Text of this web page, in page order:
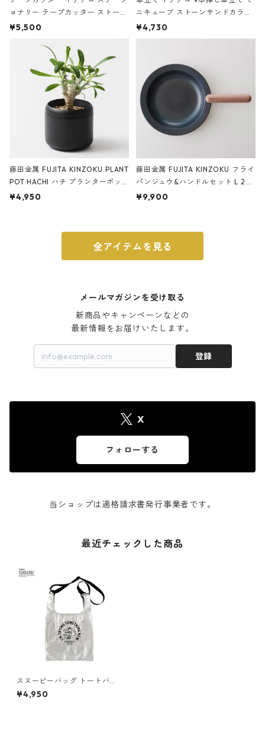
ョナリー テープカッター ストーン
サンドカラー 石調 ideaco Station
¥5,500
ニキューブ ストーンサンドカラー
石調 ideaco Umbrella Stand CUB
E ストーンサンドブラック
¥4,730
藤田金属 FUJITA KINZOKU PLANT
POT HACHI ハチ プランターポッ
ト 3号 ブラック
¥4,950
藤田金属 FUJITA KINZOKU フライ
パンジュウ&ハンドルセット L 24c
m ガス火・IH対応 鉄フライパン
¥9,900
全アイテムを見る
メールマガジンを受け取る
新商品やキャンペーンなどの
最新情報をお届けいたします。
登録
X
フォローする
当ショップは適格請求書発行事業者です。
最近チェックした商品
スヌーピーバッグ トートバッ
グ ROOTOTE Vintage PEAN
UTS ROO-shopper 8447 ル
¥4,950